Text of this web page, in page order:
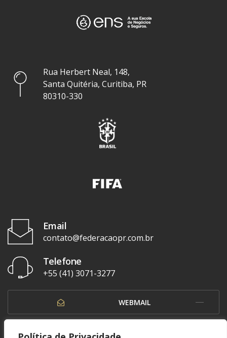
Rua Herbert Neal, 148,
Santa Quitéria, Curitiba, PR
80310-330
Email
contato@federacaopr.com.br
Telefone
+55 (41) 3071-3277
WEBMAIL
OUVIDORIA